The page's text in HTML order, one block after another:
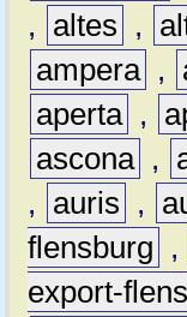
,
altes ,
ampera ,
aperta ,
ascona ,
,
auris ,
flensburg
,
export-